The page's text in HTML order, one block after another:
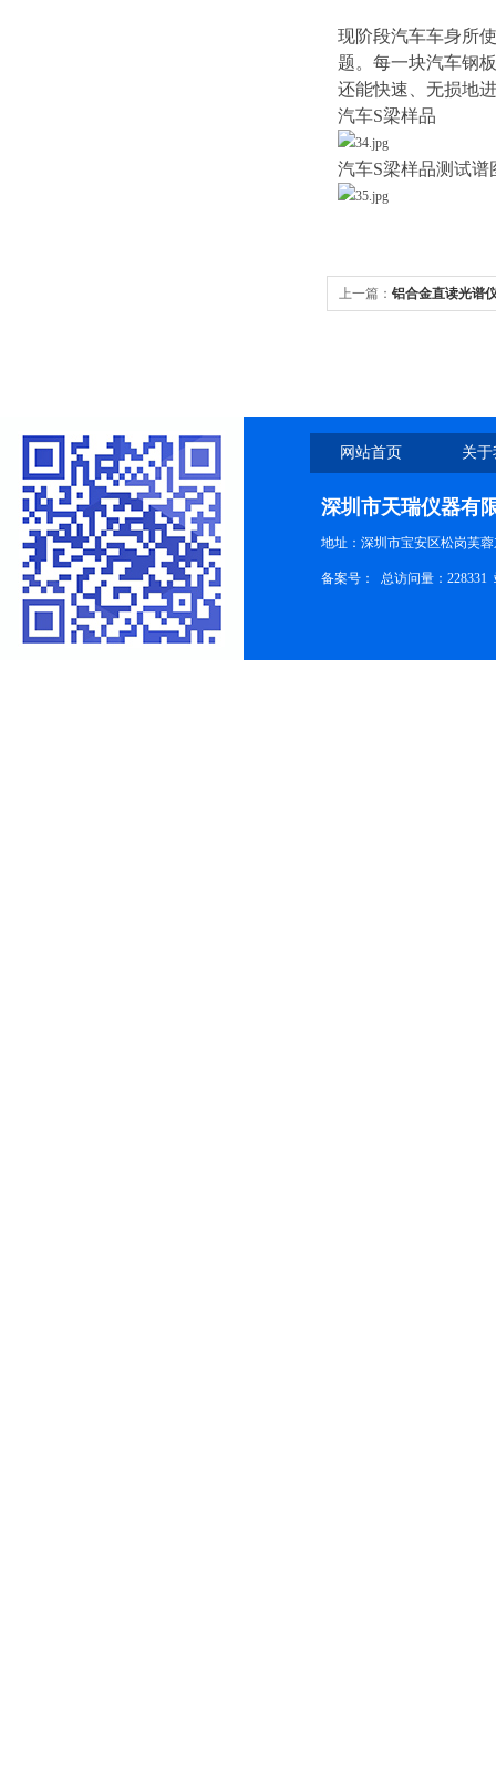
现阶段汽车车身所
题。每一块汽车钢
还能快速、无损地
汽车S梁样品
汽车S梁样品测试谱
上一篇： 铝合金直读光谱
网站首页 关
深圳市天瑞仪器有
地址：深圳市宝安区松岗芙
备案号： 总访问量：228331